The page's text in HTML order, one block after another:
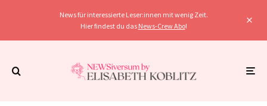
News für interessierte Leser:innen mit wenig Zeit.
Hier findest du das News-Crew Abo!